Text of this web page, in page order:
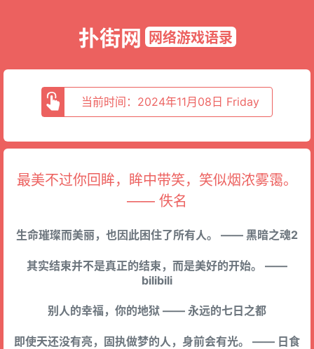
扑街网 网络游戏语录
当前时间：2024年11月08日 Friday
最美不过你回眸，眸中带笑，笑似烟浓雾霭。
—— 佚名
生命璀璨而美丽，也因此困住了所有人。 —— 黑暗之魂2
其实结束并不是真正的结束，而是美好的开始。 ——
bilibili
别人的幸福，你的地狱 —— 永远的七日之都
即使天还没有亮，固执做梦的人，身前会有光。 —— 日食